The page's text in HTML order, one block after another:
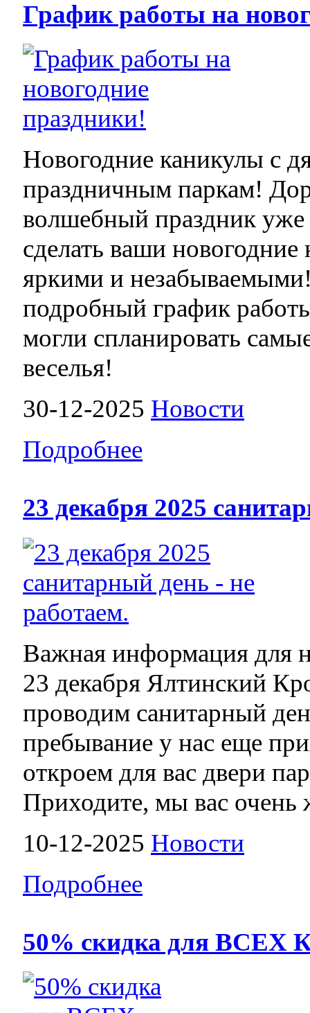
График работы на
Новогодние каникулы с
праздничным паркам!
волшебный праздник уже
сделать ваши
яркими и
подробный график
могли спланировать
веселья!
30-12-2025 Новости
Подробнее
23 декабря 2025
Важная информация для
23 декабря Ялтинский
проводим санитарный
пребывание у нас еще
откроем для вас двери
Приходите, мы вас очень
10-12-2025 Новости
Подробнее
50% скидка для